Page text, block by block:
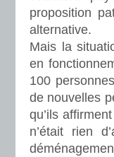
proposition
alternative.
Mais la
en
100
de nouvelles
qu’ils
n’était rien